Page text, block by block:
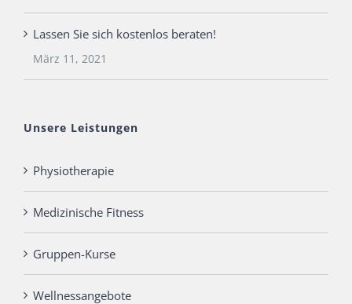
Lassen Sie sich kostenlos beraten!
März 11, 2021
Unsere Leistungen
Physiotherapie
Medizinische Fitness
Gruppen-Kurse
Wellnessangebote